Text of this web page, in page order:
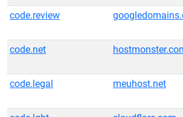
code.review
code.net
code.legal
meuhost.net